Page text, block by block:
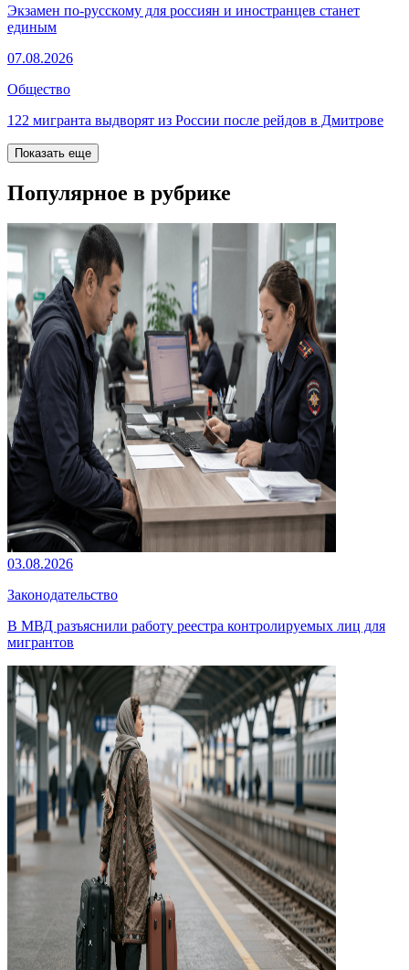
Экзамен по-русскому для россиян и иностранцев станет
единым
07.08.2026
Общество
122 мигранта выдворят из России после рейдов в Дмитрове
Показать еще
Популярное в рубрике
03.08.2026
Законодательство
В МВД разъяснили работу реестра контролируемых лиц для
мигрантов